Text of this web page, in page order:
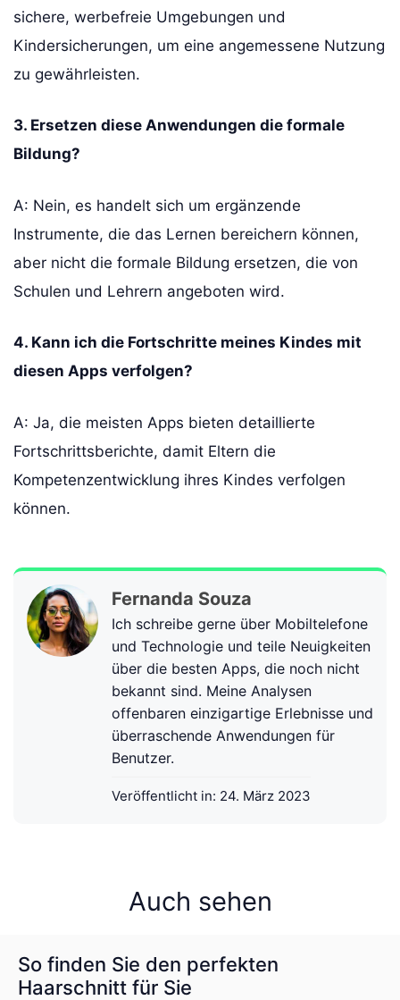
sichere, werbefreie Umgebungen und
Kindersicherungen, um eine angemessene Nutzung
zu gewährleisten.
3. Ersetzen diese Anwendungen die formale
Bildung?
A: Nein, es handelt sich um ergänzende
Instrumente, die das Lernen bereichern können,
aber nicht die formale Bildung ersetzen, die von
Schulen und Lehrern angeboten wird.
4. Kann ich die Fortschritte meines Kindes mit
diesen Apps verfolgen?
A: Ja, die meisten Apps bieten detaillierte
Fortschrittsberichte, damit Eltern die
Kompetenzentwicklung ihres Kindes verfolgen
können.
Fernanda Souza
Ich schreibe gerne über Mobiltelefone
und Technologie und teile Neuigkeiten
über die besten Apps, die noch nicht
bekannt sind. Meine Analysen
offenbaren einzigartige Erlebnisse und
überraschende Anwendungen für
Benutzer.
Veröffentlicht in: 24. März 2023
Auch sehen
So finden Sie den perfekten
Haarschnitt für Sie